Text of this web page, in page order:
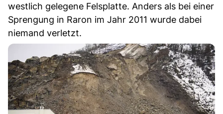
westlich gelegene Felsplatte. Anders als bei einer
Sprengung in Raron im Jahr 2011 wurde dabei
niemand verletzt.